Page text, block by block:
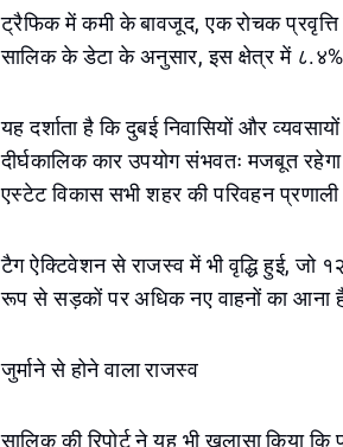
ट्रैफिक में कमी के बावजूद, एक रोचक
सालिक के डेटा के अनुसार, इस क्षेत्र में ८.४%
यह दर्शाता है कि दुबई निवासियों और
दीर्घकालिक कार उपयोग संभवतः मजबूत
एस्टेट विकास सभी शहर की परिवहन
टैग ऐक्टिवेशन से राजस्व में भी वृद्धि हुई,
रूप से सड़कों पर अधिक नए वाहनों का आना
जुर्माने से होने वाला राजस्व
सालिक की रिपोर्ट ने यह भी खुलासा किया कि